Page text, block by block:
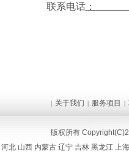
联系电话：
| 关于我们 | 服务项目 |
版权所有
河北 山西 内蒙古 辽宁 吉林 黑龙江 上海